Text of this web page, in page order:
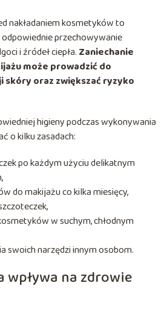
nakładaniem kosmetyków to
przechowywanie
i źródeł ciepła. Zaniechanie
może prowadzić do
skóry oraz zwiększać ryzyko
higieny podczas wykonywania
o kilku zasadach:
po każdym użyciu delikatnym
do makijażu co kilka miesięcy,
w suchym, chłodnym
swoich narzędzi innym osobom.
wpływa na zdrowie